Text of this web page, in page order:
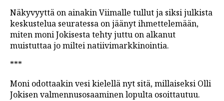
Näkyvyyttä on ainakin Viimalle tullut ja siksi julkista
keskustelua seuratessa on jäänyt ihmettelemään,
miten moni Jokisesta tehty juttu on alkanut
muistuttaa jo miltei natiivimarkkinointia.
***
Moni odottaakin vesi kielellä nyt sitä, millaiseksi Olli
Jokisen valmennusosaaminen lopulta osoittautuu.